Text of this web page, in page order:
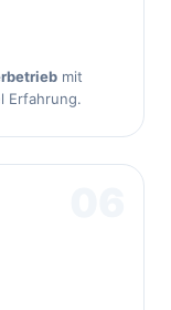
mit
Erfahrung.